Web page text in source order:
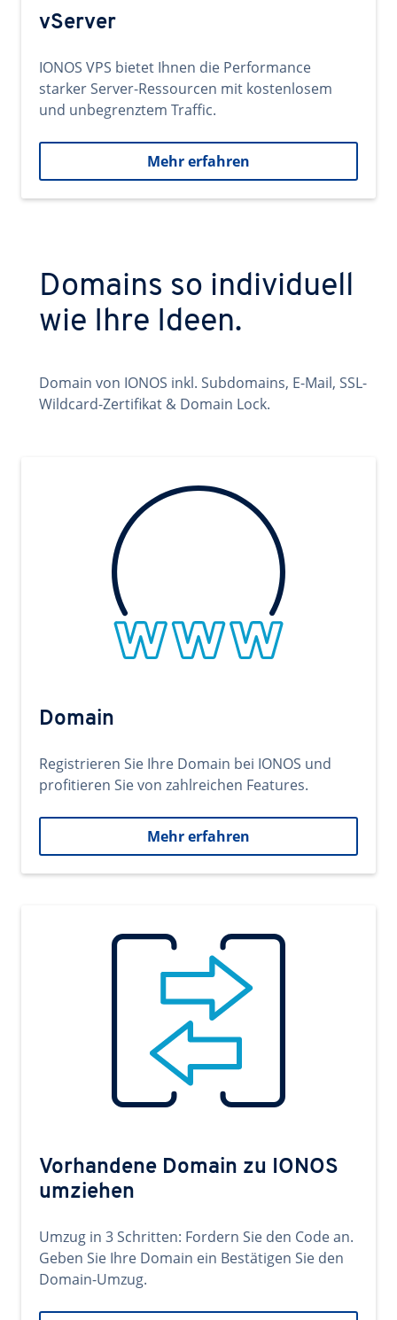
vServer
IONOS VPS bietet Ihnen die Performance
starker Server-Ressourcen mit kostenlosem
und unbegrenztem Traffic.
Mehr erfahren
Domains so individuell
wie Ihre Ideen.
Domain von IONOS inkl. Subdomains, E-Mail, SSL-
Wildcard-Zertifikat & Domain Lock.
Domain
Registrieren Sie Ihre Domain bei IONOS und
profitieren Sie von zahlreichen Features.
Mehr erfahren
Vorhandene Domain zu IONOS
umziehen
Umzug in 3 Schritten: Fordern Sie den Code an.
Geben Sie Ihre Domain ein Bestätigen Sie den
Domain-Umzug.